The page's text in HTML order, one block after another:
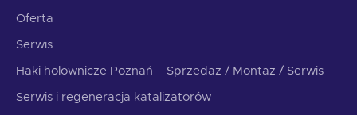
Oferta
Serwis
Haki holownicze Poznań – Sprzedaż / Montaż / Serwis
Serwis i regeneracja katalizatorów